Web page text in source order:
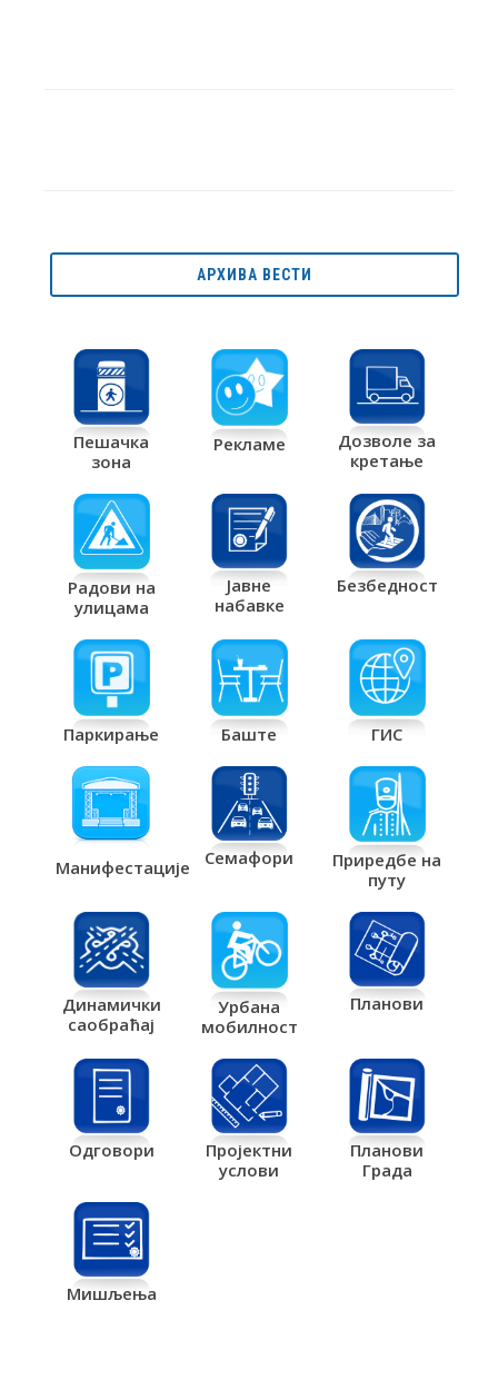
АРХИВА ВЕСТИ
Пешачка
зона
Рекламе
Дозволе за
кретање
Радови на
улицама
Јавне
набавке
Безбедност
Паркирање Баште ГИС
Манифестације Семафори
Приредбе на
путу
Динамички
саобраћај
Урбана
мобилност
Планови
Одговори
Пројектни
услови
Планови
Града
Мишљења